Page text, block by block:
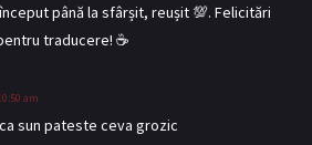
până la sfârșit, reușit 💯. Felicitări
traducere! ☕
am
sun pateste ceva grozic